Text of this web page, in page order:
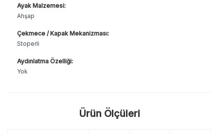
Ayak Malzemesi:
Ahşap
Çekmece / Kapak Mekanizması:
Stoperli
Aydınlatma Özelliği:
Yok
Ürün Ölçüleri